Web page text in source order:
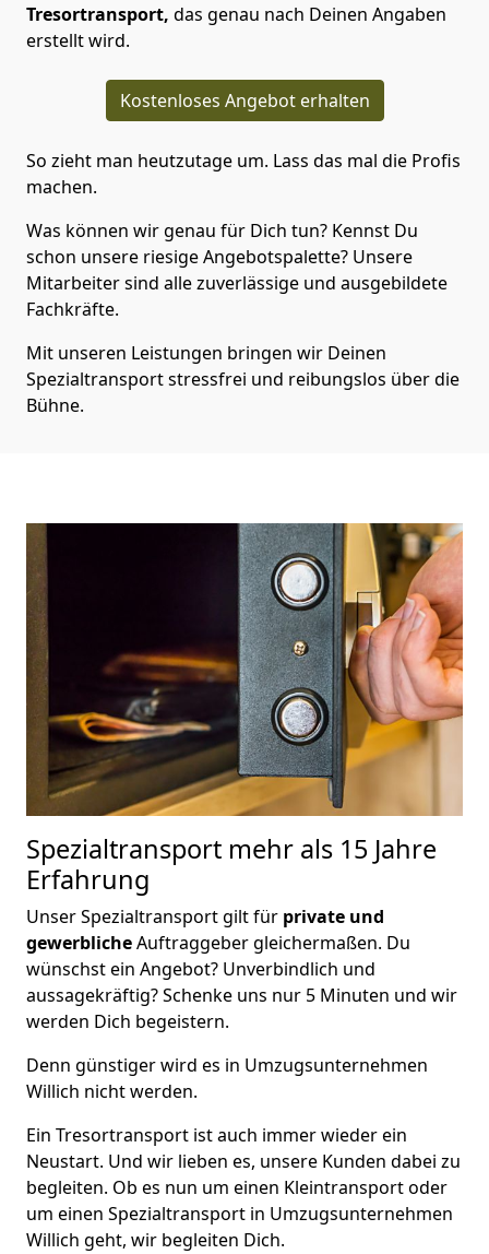
Tresortransport, das genau nach Deinen Angaben
erstellt wird.
Kostenloses Angebot erhalten
So zieht man heutzutage um. Lass das mal die Profis
machen.
Was können wir genau für Dich tun? Kennst Du
schon unsere riesige Angebotspalette? Unsere
Mitarbeiter sind alle zuverlässige und ausgebildete
Fachkräfte.
Mit unseren Leistungen bringen wir Deinen
Spezialtransport stressfrei und reibungslos über die
Bühne.
Spezialtransport mehr als 15 Jahre
Erfahrung
Unser Spezialtransport gilt für private und
gewerblicheAuftraggeber gleichermaßen. Du
wünschst ein Angebot? Unverbindlich und
aussagekräftig? Schenke uns nur 5 Minuten und wir
werden Dich begeistern.
Denn günstiger wird es in Umzugsunternehmen
Willich nicht werden.
Ein Tresortransport ist auch immer wieder ein
Neustart. Und wir lieben es, unsere Kunden dabei zu
begleiten. Ob es nun um einen Kleintransport oder
um einen Spezialtransport in Umzugsunternehmen
Willich geht, wir begleiten Dich.